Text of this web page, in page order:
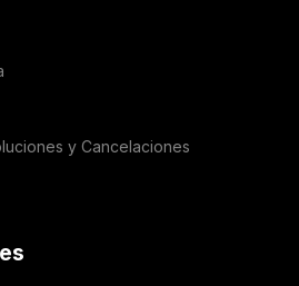
y Cancelaciones